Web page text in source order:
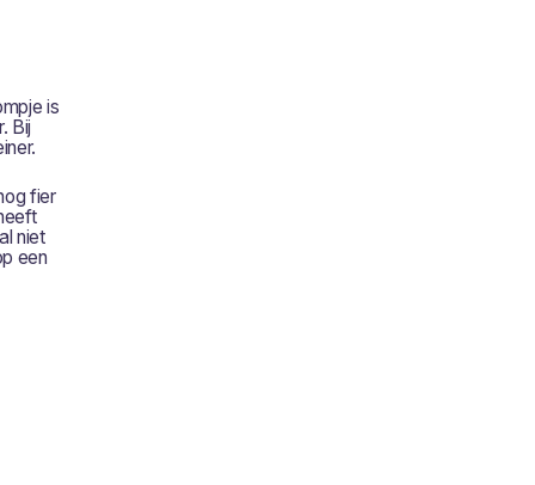
is
Bij
fier
niet
een